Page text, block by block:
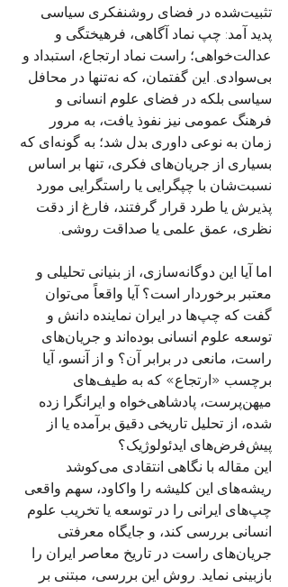
تثبیت‌شده در فضای روشنفکری سیاسی
پدید آمد: چپ نماد آگاهی، فرهیختگی و
عدالت‌خواهی؛ راست نماد ارتجاع، استبداد و
بی‌سوادی. این گفتمان، که نه‌تنها در محافل
سیاسی بلکه در فضای علوم انسانی و
فرهنگ عمومی نیز نفوذ یافت، به‌ مرور
زمان به نوعی داوری بدل شد؛ به‌ گونه‌ای که
بسیاری از جریان‌های فکری، تنها بر اساس
نسبت‌شان با چپگرایی یا راستگرایی مورد
پذیرش یا طرد قرار گرفتند، فارغ از دقت
نظری، عمق علمی یا صداقت روشی.
اما آیا این دوگانه‌سازی، از بنیانی تحلیلی و
معتبر برخوردار است؟ آیا واقعاً می‌توان
گفت که چپ‌ها در ایران نماینده دانش و
توسعه علوم انسانی بوده‌اند و جریان‌های
راست، مانعی در برابر آن؟ و از آنسو، آیا
برچسب «ارتجاع» که به طیف‌های
میهن‌پرست، پادشاهی‌خواه و ایرانگرا زده
شده، از تحلیل تاریخی دقیق برآمده یا از
پیش‌فرض‌های ایدئولوژیک؟
این مقاله با نگاهی انتقادی می‌کوشد
ریشه‌های این کلیشه را واکاود، سهم واقعی
چپ‌های ایرانی را در توسعه یا تخریب علوم
انسانی بررسی کند، و جایگاه معرفتی
جریان‌های راست در تاریخ معاصر ایران را
بازبینی نماید. روش این بررسی، مبتنی بر